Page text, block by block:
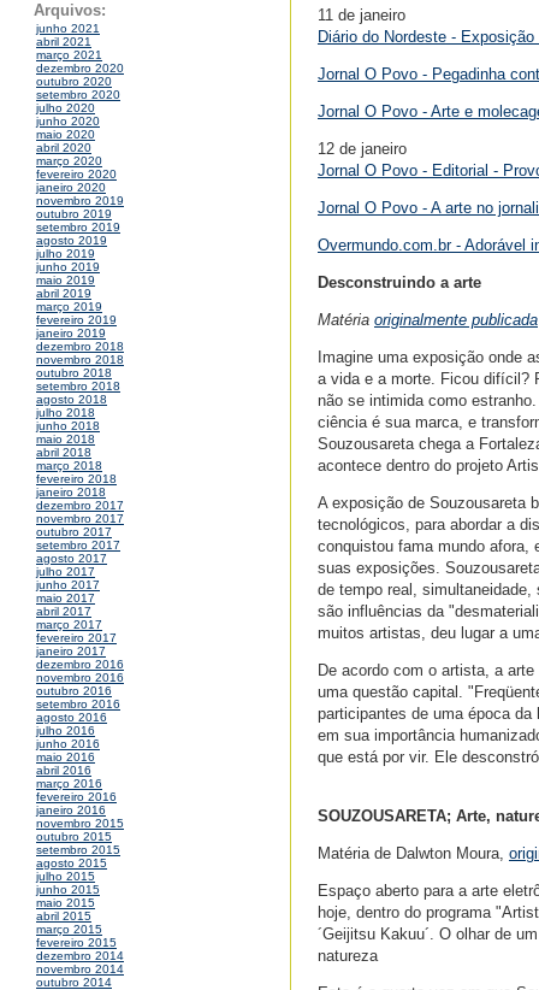
Arquivos:
junho 2021
abril 2021
março 2021
dezembro 2020
outubro 2020
setembro 2020
julho 2020
junho 2020
maio 2020
abril 2020
março 2020
fevereiro 2020
janeiro 2020
novembro 2019
outubro 2019
setembro 2019
agosto 2019
julho 2019
junho 2019
maio 2019
abril 2019
março 2019
fevereiro 2019
janeiro 2019
dezembro 2018
novembro 2018
outubro 2018
setembro 2018
agosto 2018
julho 2018
junho 2018
maio 2018
abril 2018
março 2018
fevereiro 2018
janeiro 2018
dezembro 2017
novembro 2017
outubro 2017
setembro 2017
agosto 2017
julho 2017
junho 2017
maio 2017
abril 2017
março 2017
fevereiro 2017
janeiro 2017
dezembro 2016
novembro 2016
outubro 2016
setembro 2016
agosto 2016
julho 2016
junho 2016
maio 2016
abril 2016
março 2016
fevereiro 2016
janeiro 2016
novembro 2015
outubro 2015
setembro 2015
agosto 2015
julho 2015
junho 2015
maio 2015
abril 2015
março 2015
fevereiro 2015
dezembro 2014
novembro 2014
outubro 2014
11 de janeiro
Diário do Nordeste -
Jornal O Povo - Pegadinha
Jornal O Povo - Arte e
12 de janeiro
Jornal O Povo - Editorial -
Jornal O Povo - A arte no
Overmundo.com.br - Adorável
Desconstruindo a arte
Matéria originalmente publicada
Imagine uma exposição onde
a vida e a morte. Ficou difícil?
não se intimida como
ciência é sua marca, e
Souzousareta chega a
acontece dentro do projeto
A exposição de Souzousareta
tecnológicos, para abordar a
conquistou fama mundo afora,
suas exposições.
de tempo real,
são influências da
muitos artistas, deu lugar a
De acordo com o artista, a
uma questão capital.
participantes de uma época
em sua importância
que está por vir. Ele
SOUZOUSARETA; Arte,
Matéria de Dalwton Moura,
Espaço aberto para a arte
hoje, dentro do programa
´Geijitsu Kakuu´. O olhar de
natureza